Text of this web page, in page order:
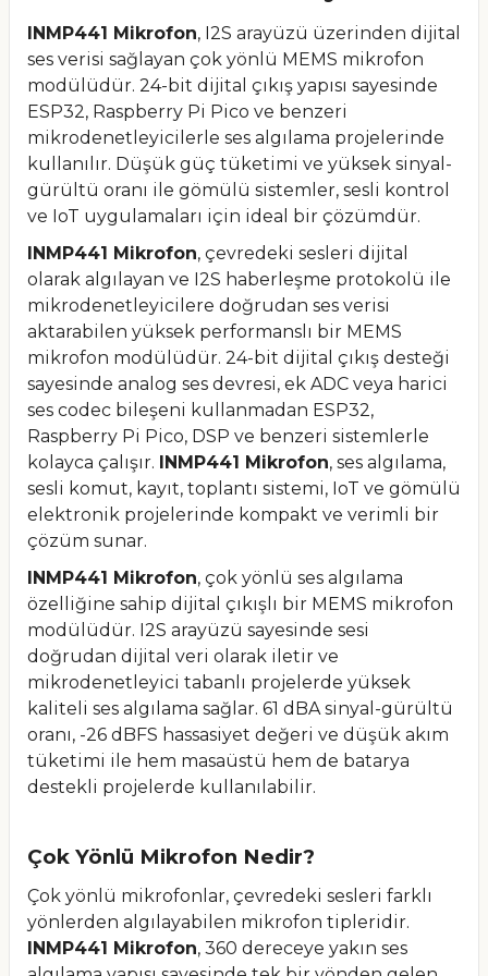
INMP441 Mikrofon, I2S arayüzü üzerinden dijital
ses verisi sağlayan çok yönlü MEMS mikrofon
modülüdür. 24-bit dijital çıkış yapısı sayesinde
ESP32, Raspberry Pi Pico ve benzeri
mikrodenetleyicilerle ses algılama projelerinde
kullanılır. Düşük güç tüketimi ve yüksek sinyal-
gürültü oranı ile gömülü sistemler, sesli kontrol
ve IoT uygulamaları için ideal bir çözümdür.
INMP441 Mikrofon, çevredeki sesleri dijital
olarak algılayan ve I2S haberleşme protokolü ile
mikrodenetleyicilere doğrudan ses verisi
aktarabilen yüksek performanslı bir MEMS
mikrofon modülüdür. 24-bit dijital çıkış desteği
sayesinde analog ses devresi, ek ADC veya harici
ses codec bileşeni kullanmadan ESP32,
Raspberry Pi Pico, DSP ve benzeri sistemlerle
kolayca çalışır. INMP441 Mikrofon, ses algılama,
sesli komut, kayıt, toplantı sistemi, IoT ve gömülü
elektronik projelerinde kompakt ve verimli bir
çözüm sunar.
INMP441 Mikrofon, çok yönlü ses algılama
özelliğine sahip dijital çıkışlı bir MEMS mikrofon
modülüdür. I2S arayüzü sayesinde sesi
doğrudan dijital veri olarak iletir ve
mikrodenetleyici tabanlı projelerde yüksek
kaliteli ses algılama sağlar. 61 dBA sinyal-gürültü
oranı, -26 dBFS hassasiyet değeri ve düşük akım
tüketimi ile hem masaüstü hem de batarya
destekli projelerde kullanılabilir.
Çok Yönlü Mikrofon Nedir?
Çok yönlü mikrofonlar, çevredeki sesleri farklı
yönlerden algılayabilen mikrofon tipleridir.
INMP441 Mikrofon, 360 dereceye yakın ses